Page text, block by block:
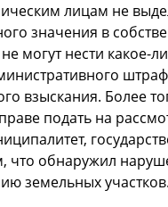
лицам не
значения в
могут нести какое-
взыскания. Более
подать на
что обнаружил
земельных участков.